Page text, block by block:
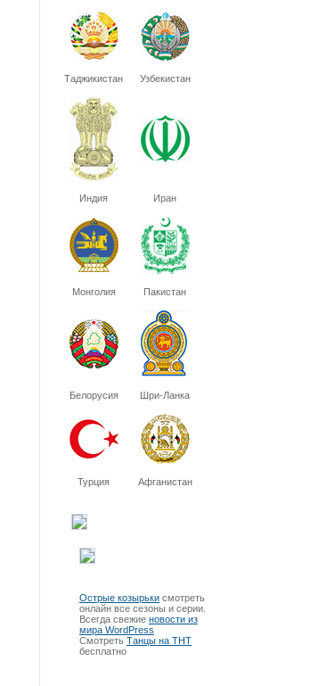
Таджикистан Узбекистан
Индия Иран
Монголия Пакистан
Белорусия Шри-Ланка
Турция Афганистан
Острые козырьки смотреть
онлайн все сезоны и серии.
Всегда свежие новости из
мира WordPress
Смотреть Танцы на ТНТ
бесплатно